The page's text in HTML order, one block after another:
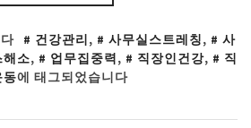
건강관리, 사무실스트레칭,
사
해소, 업무집중력, 직장인건강,
직
동에 태그되었습니다